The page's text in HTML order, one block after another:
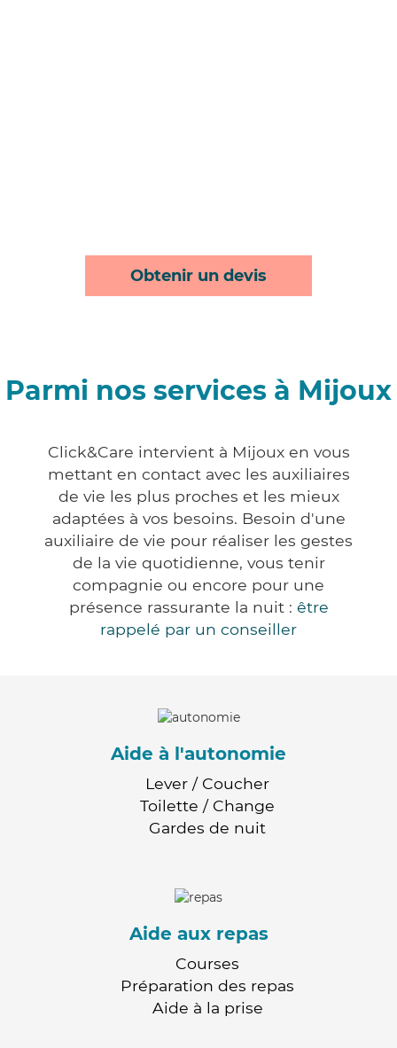
Obtenir un devis
Parmi nos services à Mijoux
Click&Care intervient à Mijoux en vous
mettant en contact avec les auxiliaires
de vie les plus proches et les mieux
adaptées à vos besoins. Besoin d'une
auxiliaire de vie pour réaliser les gestes
de la vie quotidienne, vous tenir
compagnie ou encore pour une
présence rassurante la nuit : être
rappelé par un conseiller
Aide à l'autonomie
Lever / Coucher
Toilette / Change
Gardes de nuit
Aide aux repas
Courses
Préparation des repas
Aide à la prise